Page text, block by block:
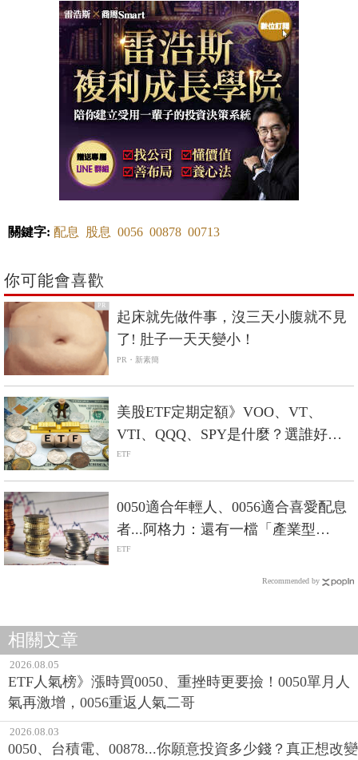
關鍵字: 配息 股息 0056 00878 00713
你可能會喜歡
PR
起床就先做件事，沒三天小腹就不見
了! 肚子一天天變小！
PR・新素簡
美股ETF定期定額》VOO、VT、
VTI、QQQ、SPY是什麼？選誰好？-
Smart智富ETF研究室
ETF
0050適合年輕人、0056適合喜愛配息
者...阿格力：還有一檔「產業型
ETF」可參與半導體榮景
ETF
Recommended by
相關文章
2026.08.05
ETF人氣榜》漲時買0050、重挫時更要撿！0050單月人
氣再激增，0056重返人氣二哥
2026.08.03
0050、台積電、00878...你願意投資多少錢？真正想改變